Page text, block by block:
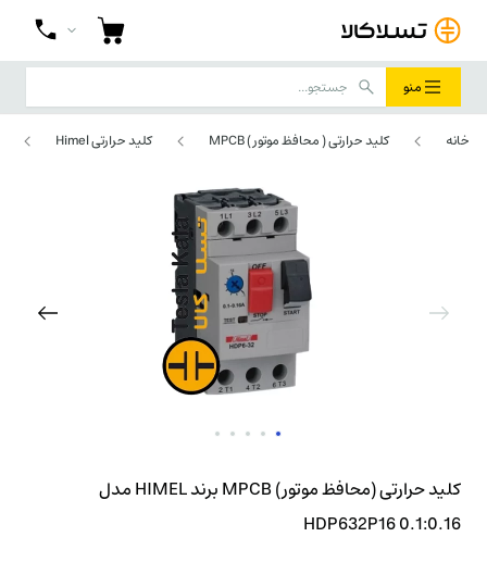
منو
خانه کلید حرارتی ( محافظ موتور ) MPCB کلید حرارتی Himel
کلید حرارتی (محافظ موتور) MPCB برند HIMEL مدل
0.1:0.16 HDP632P16